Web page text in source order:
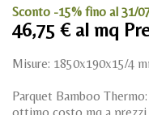
Sconto -15% fino al 31/
46,75 € al mq
Misure: 1850x190x15/4
Parquet Bamboo